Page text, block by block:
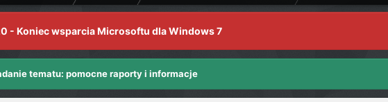
- Koniec wsparcia Microsoftu dla Windows 7
tematu: pomocne raporty i informacje